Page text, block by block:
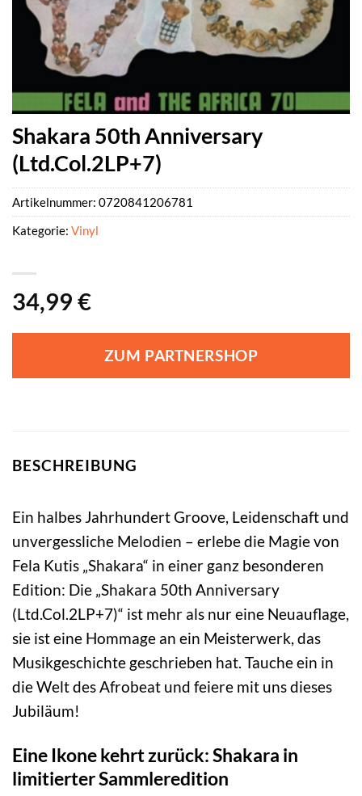
Shakara 50th Anniversary
(Ltd.Col.2LP+7)
34,99 €
ZUM PARTNERSHOP
Artikelnummer: 0720841206781
Kategorie: Vinyl
BESCHREIBUNG
Ein halbes Jahrhundert Groove, Leidenschaft und
unvergessliche Melodien – erlebe die Magie von
Fela Kutis „Shakara“ in einer ganz besonderen
Edition: Die „Shakara 50th Anniversary
(Ltd.Col.2LP+7)“ ist mehr als nur eine Neuauflage,
sie ist eine Hommage an ein Meisterwerk, das
Musikgeschichte geschrieben hat. Tauche ein in
die Welt des Afrobeat und feiere mit uns dieses
Jubiläum!
Eine Ikone kehrt zurück: Shakara in
limitierter Sammleredition